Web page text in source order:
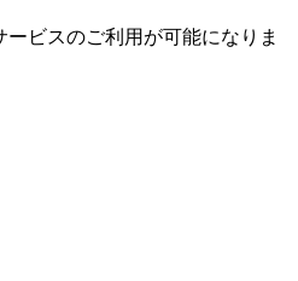
ビスのご利用が可能になりま